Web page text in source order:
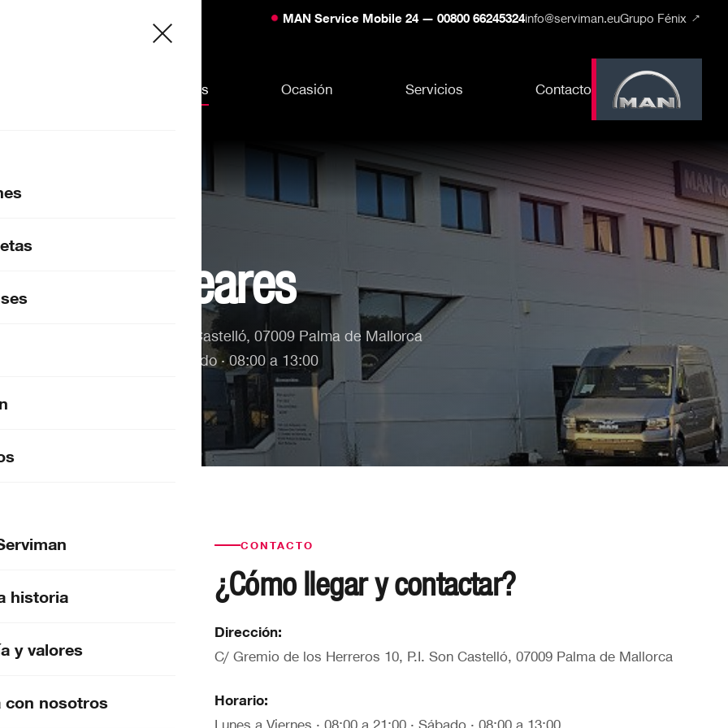
MAN Service Mobile 24 — 00800 66245324info@serviman.euGrupo Fénix ↗
Sedes Ocasión Servicios Contacto
historia
y valores
con nosotros
Baleares
Baleares
de los Herreros 10, P.I. Son Castelló, 07009 Palma de Mallorca
Viernes · 08:00 a 21:00 · Sábado · 08:00 a 13:00
CONTACTO
¿Cómo llegar y contactar?
Dirección:
C/ Gremio de los Herreros 10, P.I. Son Castelló, 07009 Palma de Mallorca
Horario:
Lunes a Viernes · 08:00 a 21:00 · Sábado · 08:00 a 13:00